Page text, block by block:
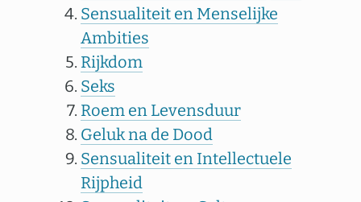
Sensualiteit en Menselijke
Ambities
Rijkdom
Seks
Roem en Levensduur
Geluk na de Dood
Sensualiteit en Intellectuele
Rijpheid